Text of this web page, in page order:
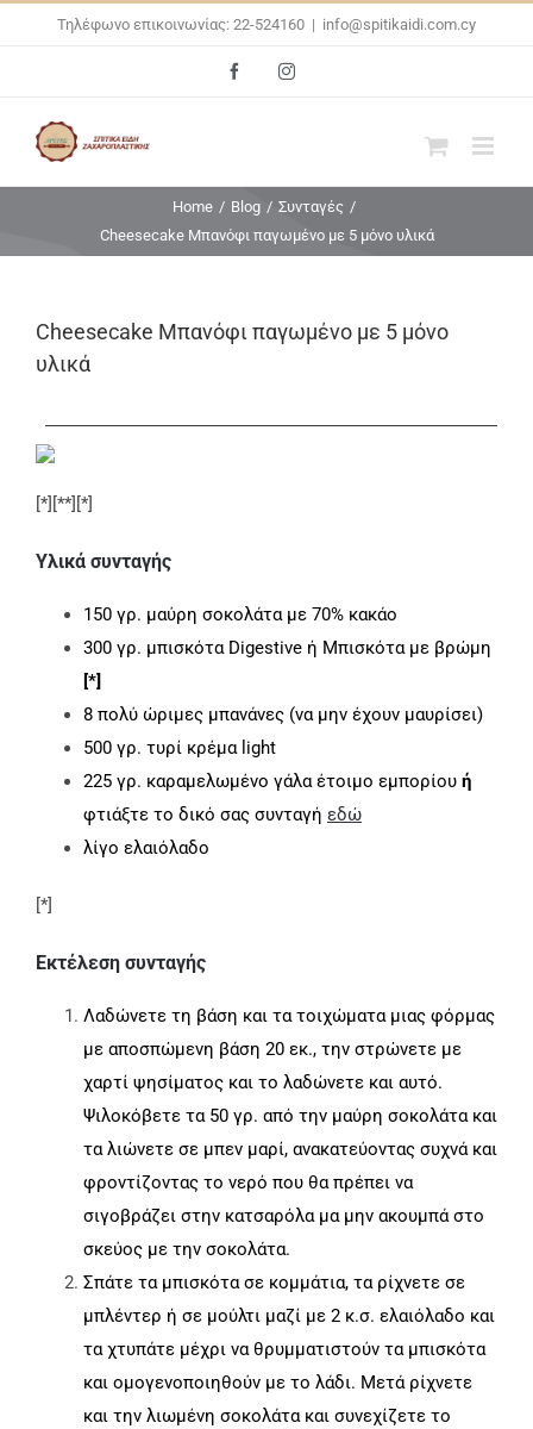
Τηλέφωνο επικοινωνίας: 22-524160 | info@spitikaidi.com.cy
FacebookInstagram
Home / Blog / Συνταγές /
Cheesecake Μπανόφι παγωμένο με 5 μόνο υλικά
Cheesecake Μπανόφι παγωμένο με 5 μόνο
υλικά
[*][**][*]
Υλικά συνταγής
150 γρ. μαύρη σοκολάτα με 70% κακάο
300 γρ. μπισκότα Digestive ή Μπισκότα με βρώμη
[*]
8 πολύ ώριμες μπανάνες (να μην έχουν μαυρίσει)
500 γρ. τυρί κρέμα light
225 γρ. καραμελωμένο γάλα έτοιμο εμπορίου ή
φτιάξτε το δικό σας συνταγή εδώ
λίγο ελαιόλαδο
[*]
Εκτέλεση συνταγής
Λαδώνετε τη βάση και τα τοιχώματα μιας φόρμας
με αποσπώμενη βάση 20 εκ., την στρώνετε με
χαρτί ψησίματος και το λαδώνετε και αυτό.
Ψιλοκόβετε τα 50 γρ. από την μαύρη σοκολάτα και
τα λιώνετε σε μπεν μαρί, ανακατεύοντας συχνά και
φροντίζοντας το νερό που θα πρέπει να
σιγοβράζει στην κατσαρόλα μα μην ακουμπά στο
σκεύος με την σοκολάτα.
Σπάτε τα μπισκότα σε κομμάτια, τα ρίχνετε σε
μπλέντερ ή σε μούλτι μαζί με 2 κ.σ. ελαιόλαδο και
τα χτυπάτε μέχρι να θρυμματιστούν τα μπισκότα
και ομογενοποιηθούν με το λάδι. Μετά ρίχνετε
και την λιωμένη σοκολάτα και συνεχίζετε το